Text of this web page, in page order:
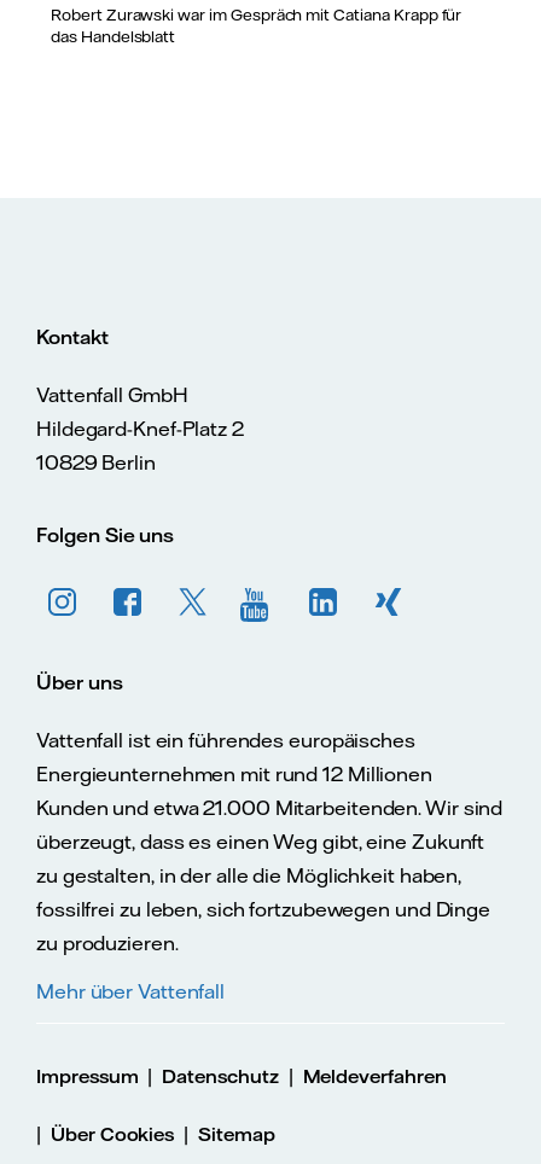
Robert Zurawski war im Gespräch mit Catiana Krapp für
das Handelsblatt
Kontakt
Vattenfall GmbH
Hildegard-Knef-Platz 2
10829 Berlin
Folgen Sie uns
Über uns
Vattenfall ist ein führendes europäisches
Energieunternehmen mit rund 12 Millionen
Kunden und etwa 21.000 Mitarbeitenden. Wir sind
überzeugt, dass es einen Weg gibt, eine Zukunft
zu gestalten, in der alle die Möglichkeit haben,
fossilfrei zu leben, sich fortzubewegen und Dinge
zu produzieren.
Mehr über Vattenfall
Impressum | Datenschutz| Meldeverfahren
| Über Cookies |Sitemap